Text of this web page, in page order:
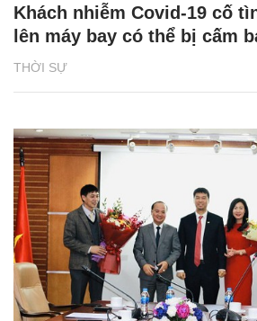
THỜI SỰ
Khách nhiễm Covid-19 cố
lên máy bay có thể bị cấm